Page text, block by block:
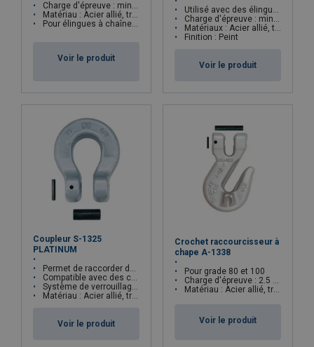
Charge d'épreuve : minimum 2.5 x CMU
Matériau : Acier allié, trempé et revenu
Pour élingues à chaîne fabriquées selon la norme ASTM B30.9
Voir le produit
Utilisé avec des élingues conformes à la norme ASTM B30.9
Charge d'épreuve : minimum 2.45 x CMU
Matériaux : Acier allié, trempé et revenu
Finition : Peint
Voir le produit
Coupleur S-1325
PLATINUM
Permet de raccorder des accessoires avec une chaîne
Compatible avec des chaînes grade 80 et 100
Système de verrouillage facilitant le montage et le démontage
Matériau : Acier allié, trempé et revenu
Voir le produit
Crochet raccourcisseur à
chape A-1338
Pour grade 80 et 100
Charge d'épreuve : 2.5 x CMU
Matériau : Acier allié, trempé et revenu
Voir le produit